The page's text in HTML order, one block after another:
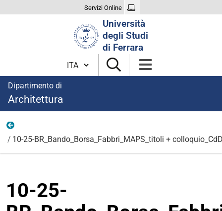
Servizi Online
Università
degli Studi
di Ferrara
Cambia lingua
Dipartimento di
Architettura
10-25-BR_Bando_Borsa_Fabbri_MAPS_titoli +
10-25-